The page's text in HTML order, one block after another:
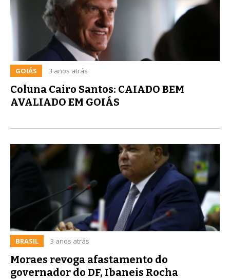
GOIÁS 3 anos atrás
Coluna Cairo Santos: CAIADO BEM
AVALIADO EM GOIÁS
BRASIL 3 anos atrás
Moraes revoga afastamento do
governador do DF, Ibaneis Rocha